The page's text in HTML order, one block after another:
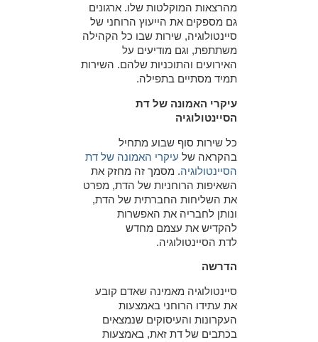
מהרצאות המוקלטות שלו. ארגונים
גם מספקים את הייעוץ הרוחני של
סיינטולוגיה, שירות שבו כל הקהילה
משתתפת, וגם מודיעים על
האירועים והתוכניות שלהם. השירות
תמיד מסתיים בתפילה.
עיקרי האמונה של דת
הסיינטולוגיה
כל שירות סוף שבוע מתחיל
בהקראה של עיקרי האמונה של דת
הסיינטולוגיה. מסמך זה מחזק את
השאיפות הרוחניות של הדת, מפרט
את השליחות החברתית של הדת,
ונותן לחבריה את האפשרות
להקדיש את עצמם מחדש
לדת הסיינטולוגיה.
הדרשה
סיינטולוגיה מאמינה שאדם קובע
את עתידו הרוחני באמצעות
העקרונות והעיסוקים שנמצאים
בכתבים של דת זאת, באמצעות